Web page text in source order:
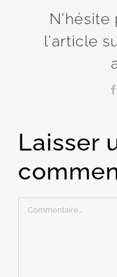
N'hésite
l'article
Laisser
Commentaire